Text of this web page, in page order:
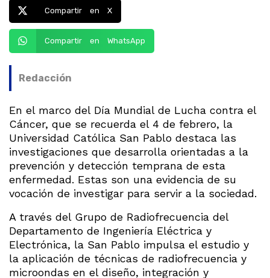
Compartir en X
Compartir en WhatsApp
Redacción
En el marco del Día Mundial de Lucha contra el
Cáncer, que se recuerda el 4 de febrero, la
Universidad Católica San Pablo destaca las
investigaciones que desarrolla orientadas a la
prevención y detección temprana de esta
enfermedad. Estas son una evidencia de su
vocación de investigar para servir a la sociedad.
A través del Grupo de Radiofrecuencia del
Departamento de Ingeniería Eléctrica y
Electrónica, la San Pablo impulsa el estudio y
la aplicación de técnicas de radiofrecuencia y
microondas en el diseño, integración y